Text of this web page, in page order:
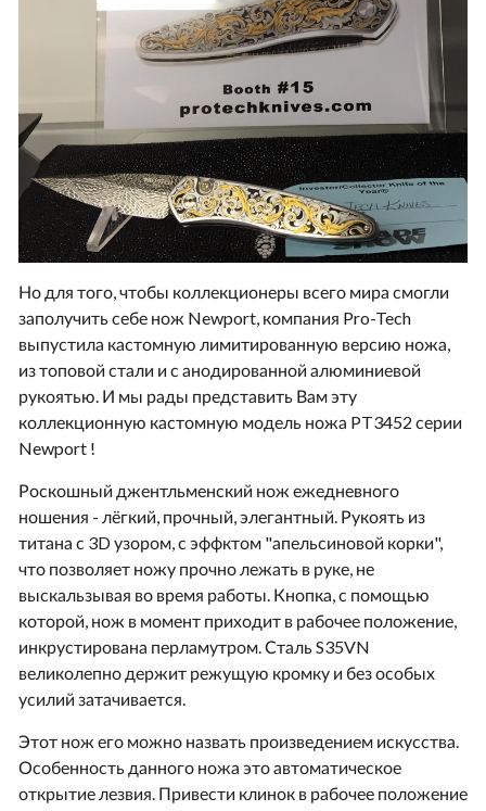
Но для того, чтобы коллекционеры всего мира смогли
заполучить себе нож Newport, компания Pro-Tech
выпустила кастомную лимитированную версию ножа,
из топовой стали и с анодированной алюминиевой
рукоятью. И мы рады представить Вам эту
коллекционную кастомную модель ножа PT3452 серии
Newport !
Роскошный джентльменский нож ежедневного
ношения - лёгкий, прочный, элегантный. Рукоять из
титана с 3D узором, с эффктом "апельсиновой корки",
что позволяет ножу прочно лежать в руке, не
выскальзывая во время работы. Кнопка, с помощью
которой, нож в момент приходит в рабочее положение,
инкрустирована перламутром. Сталь S35VN
великолепно держит режущую кромку и без особых
усилий затачивается.
Этот нож его можно назвать произведением искусства.
Особенность данного ножа это автоматическое
открытие лезвия. Привести клинок в рабочее положение